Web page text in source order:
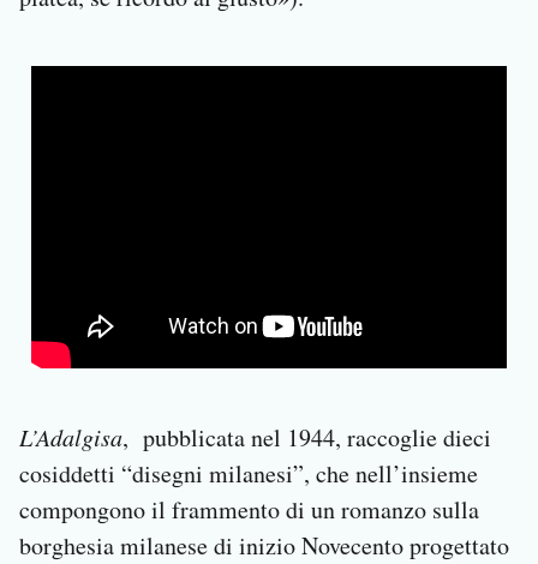
L’Adalgisa, pubblicata nel 1944, raccoglie dieci
cosiddetti “disegni milanesi”, che nell’insieme
compongono il frammento di un romanzo sulla
borghesia milanese di inizio Novecento progettato